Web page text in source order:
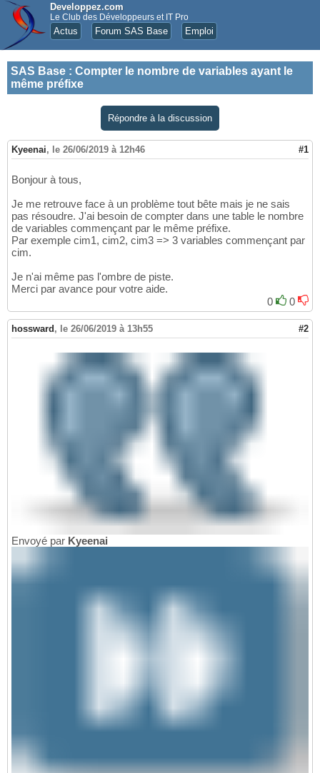
Developpez.com
Le Club des Développeurs et IT Pro
Actus Forum SAS Base Emploi
SAS Base : Compter le nombre de variables ayant le
même préfixe
Répondre à la discussion
Kyeenai, le 26/06/2019 à 12h46 #1
Bonjour à tous,
Je me retrouve face à un problème tout bête mais je ne sais
pas résoudre. J'ai besoin de compter dans une table le nombre
de variables commençant par le même préfixe.
Par exemple cim1, cim2, cim3 => 3 variables commençant par
cim.
Je n'ai même pas l'ombre de piste.
Merci par avance pour votre aide.
0
0
hossward , le 26/06/2019 à 13h55 #2
Envoyé par Kyeenai